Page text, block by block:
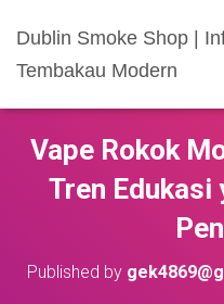
Dublin Smoke Shop |
Tembakau Modern
Vape Rokok
Tren
Published by